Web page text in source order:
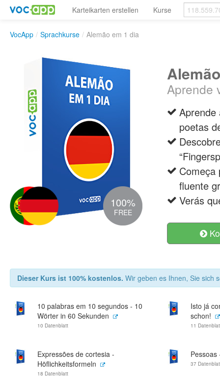
Karteikarten erstellen Kurse
VocApp / Sprachkurse / Alemão em 1 dia
100%
FREE
Aprende
Aprende
poetas
Começa
fluente
Verás
Dieser Kurs ist 100% kostenlos. Wir geben es Ihnen, Sie sich
10 palabras em 10 segundos - 10
Wörter in 60 Sekunden
10 Datenblatt
Isto já
schon!
11
Expressões de cortesia -
Höflichkeitsformeln
18 Datenblatt
Pessoas
37